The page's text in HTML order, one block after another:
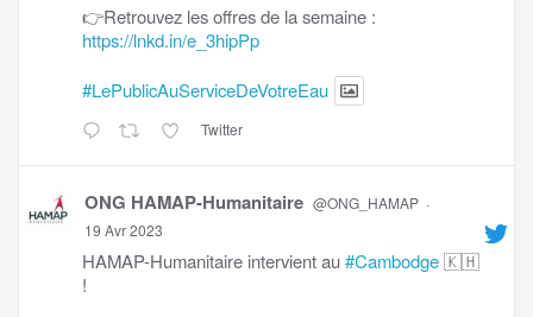
👉Retrouvez les offres de la semaine :
https://lnkd.in/e_3hipPp
#LePublicAuServiceDeVotreEau
Twitter
ONG HAMAP-Humanitaire @ONG_HAMAP ·
19 Avr 2023
HAMAP-Humanitaire intervient au#Cambodge🇰🇭
!